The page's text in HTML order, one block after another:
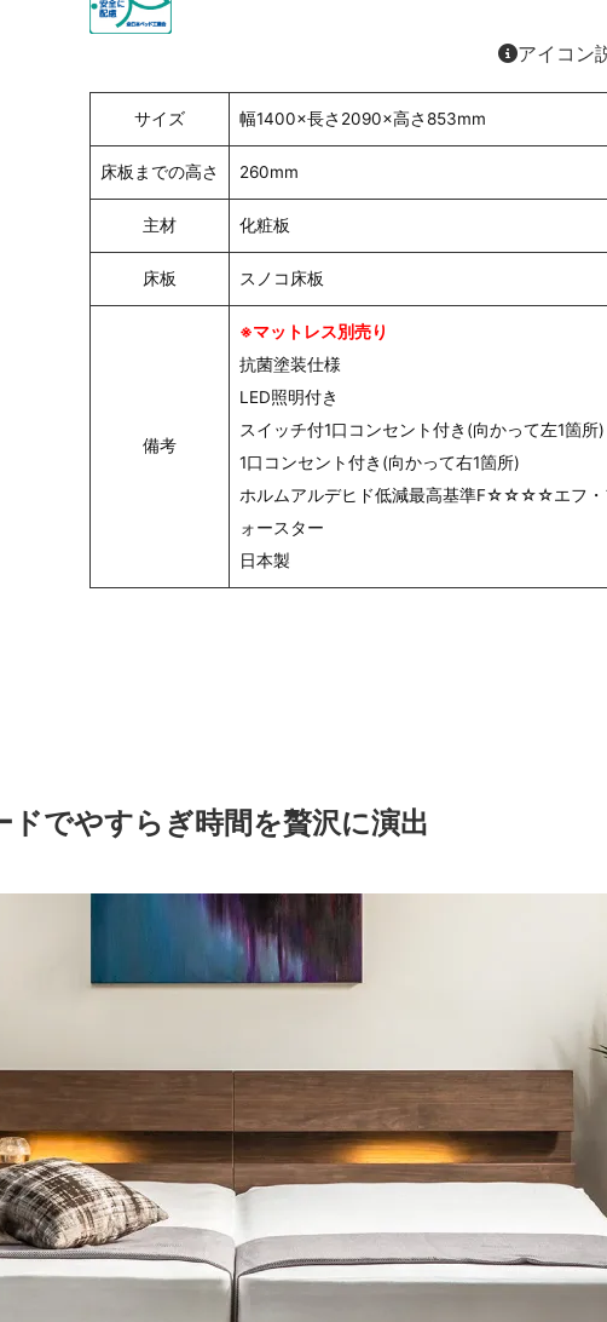
アイコン
サイズ 幅1400×長さ2090×高さ853mm
床板までの高さ 260mm
主材 化粧板
床板 スノコ床板
備考
※マットレス別売り
抗菌塗装仕様
LED照明付き
スイッチ付1口コンセント付き(向かって左1箇所)
1口コンセント付き(向かって右1箇所)
ホルムアルデヒド低減最高基準F☆☆☆☆エフ・
ォースター
日本製
でやすらぎ時間を贅沢に演出